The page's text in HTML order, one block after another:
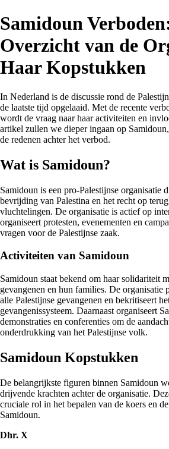
Samidoun
Overzicht van de
Haar Kopstukken
In Nederland is de discussie rond de
de laatste tijd opgelaaid. Met de recente
wordt de vraag naar haar activiteiten en
artikel zullen we dieper ingaan op
de redenen achter het verbod.
Wat is Samidoun?
Samidoun is een pro-Palestijnse organisatie
bevrijding van Palestina en het recht op
vluchtelingen. De organisatie is actief op
organiseert protesten, evenementen en
vragen voor de Palestijnse zaak.
Activiteiten van Samidoun
Samidoun staat bekend om haar solidariteit
gevangenen en hun families. De
alle Palestijnse gevangenen en bekritiseert
gevangenissysteem. Daarnaast organiseert
demonstraties en conferenties om de
onderdrukking van het Palestijnse volk.
Samidoun Kopstukken
De belangrijkste figuren binnen Samidoun
drijvende krachten achter de organisatie.
cruciale rol in het bepalen van de koers en
Samidoun.
Dhr. X